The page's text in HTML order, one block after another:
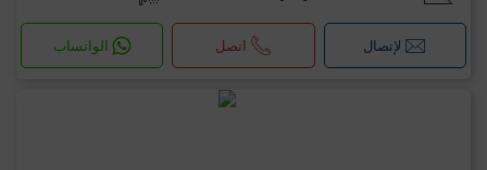
لإتصال اتصل الواتساب